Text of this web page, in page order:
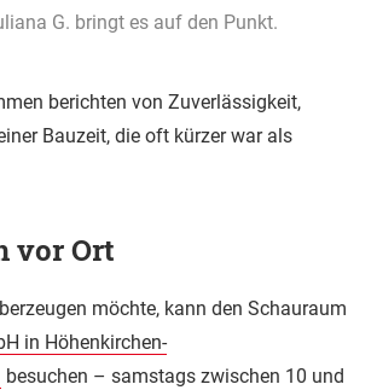
G. bringt es auf den Punkt.
berichten von Zuverlässigkeit,
Bauzeit, die oft kürzer war als
vor Ort
möchte, kann den Schauraum
in Höhenkirchen-
besuchen – samstags zwischen 10 und